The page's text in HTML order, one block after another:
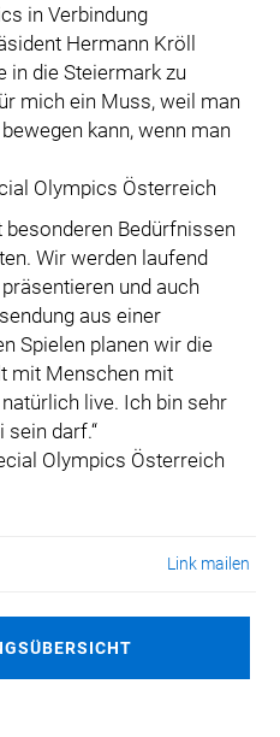
in Verbindung
Hermann Kröll
in die Steiermark zu
mich ein Muss, weil man
kann, wenn man
Olympics Österreich
Bedürfnissen
Wir werden laufend
und auch
aus einer
Spielen planen wir die
mit Menschen mit
live. Ich bin sehr
sein darf.“
Olympics Österreich
Link mailen